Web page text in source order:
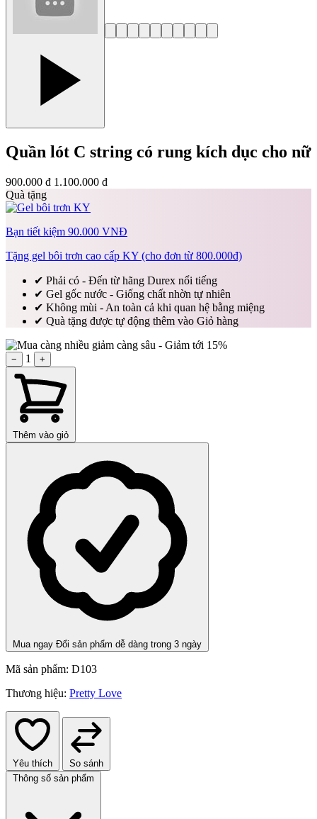
Quần lót C string có rung kích dục cho nữ
900.000 đ 1.100.000 đ
Quà tặng
Bạn tiết kiệm 90.000 VNĐ
Tặng gel bôi trơn cao cấp KY (cho đơn từ 800.000đ)
✔ Phải có - Đến từ hãng Durex nổi tiếng
✔ Gel gốc nước - Giống chất nhờn tự nhiên
✔ Không mùi - An toàn cả khi quan hệ bằng miệng
✔ Quà tặng được tự động thêm vào Giỏ hàng
− 1 +
Thêm vào giỏ
Mua ngay Đổi sản phẩm dễ dàng trong 3 ngày
Mã sản phẩm: D103
Thương hiệu: Pretty Love
Yêu thích
So sánh
Thông số sản phẩm